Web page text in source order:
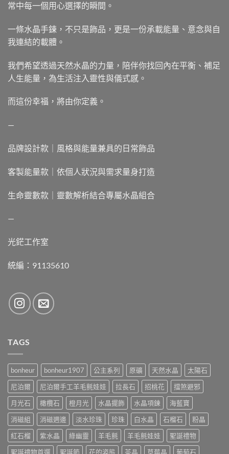
常中每一個用心選擇的瞬間。
一條水晶手鍊，不只是飾品，更是一份承載能量、意念與自
我連結的載體。
我們希望透過天然水晶的力量，陪伴你找回內在平衡、補足
人生能量，為生活注入靈性與儀式感。
而這份幸福，將由你定義。
—
品牌設計款｜風格與能量兼具的日常飾品
客製能量款｜依個人狀況與需求量身打造
生命靈數款｜靈數解析結合專屬水晶組合
—
光鋩工作室
統編：91135610
TAGS
bonheur bonheur1907 公主系列 原礦 天然水晶
太陽石
尼泊爾
尼泊爾手工羊毛氈娃娃 拉長石 招桃花
擋煞避邪
月光石
橄欖石 橙月光 水晶擺飾 水晶項鍊
海藍寶
消磁組
消磁週邊 淡水珍珠 珍珠 白水晶 石榴石
粉晶
紅石榴
紫水晶 綠幽靈 羊毛氈 羊毛氈娃娃
聖誕禮物
聖誕禮物首選
聖誕節 花的姿態 茶晶 草莓晶 葡萄石